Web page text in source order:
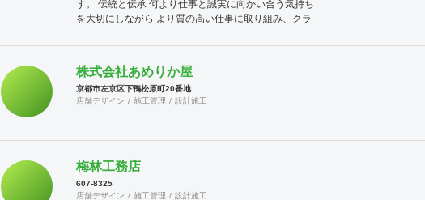
す。 伝統と伝承 何より仕事と誠実に向かい合う気持ち
を大切にしながら より質の高い仕事に取り組み、クラ
えていき、今後もこの良き伝統を守り伝えながら、 新
事業にも熱い気持ちでチャレンジしていきたいと 決意
を新たにしております。
株式会社あめりか屋
京都市左京区下鴨松原町20番地
店舗デザイン
施工管理 設計施工
梅林工務店
607-8325
店舗デザイン
施工管理
設計施工